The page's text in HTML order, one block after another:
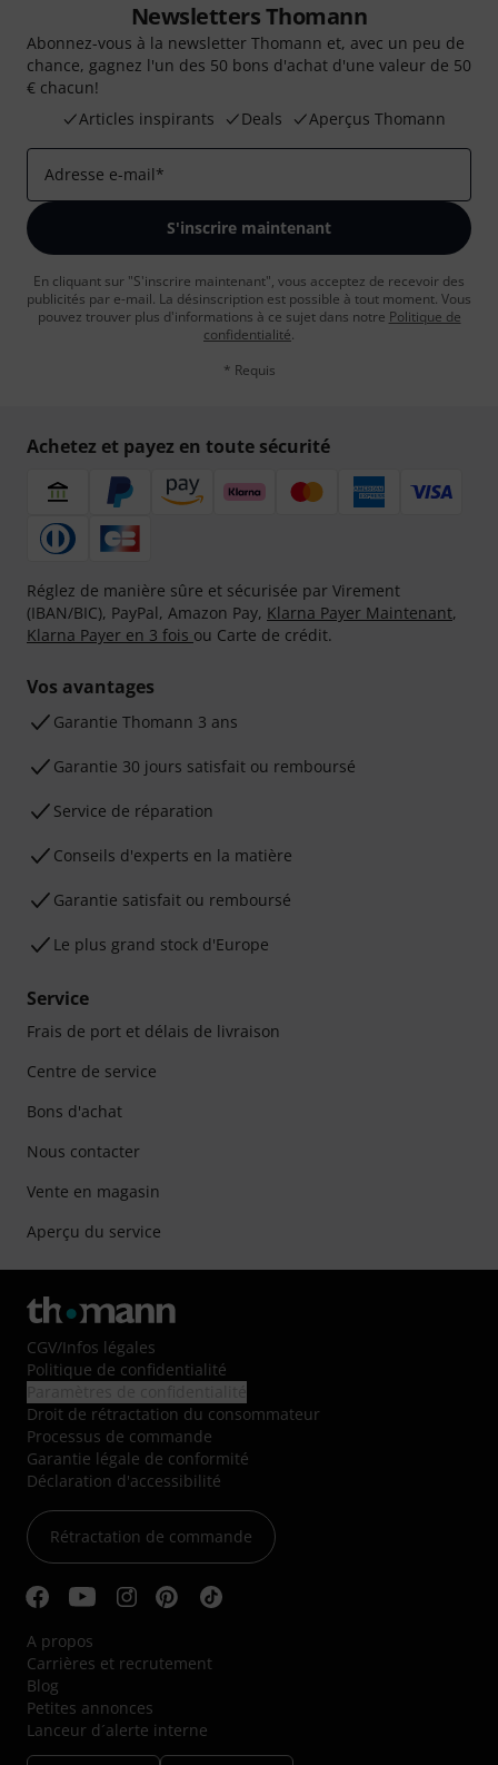
Newsletters Thomann
Abonnez-vous à la newsletter Thomann et, avec un peu de
chance, gagnez l'un des 50 bons d'achat d'une valeur de 50
€ chacun!
Articles inspirants
Deals Aperçus Thomann
Adresse e-mail*
S'inscrire maintenant
En cliquant sur "S'inscrire maintenant", vous acceptez de recevoir des
publicités par e-mail. La désinscription est possible à tout moment. Vous
pouvez trouver plus d'informations à ce sujet dans notre Politique de
confidentialité.
* Requis
Achetez et payez en toute sécurité
Réglez de manière sûre et sécurisée par Virement
(IBAN/BIC), PayPal, Amazon Pay, Klarna Payer Maintenant,
Klarna Payer en 3 fois ou Carte de crédit.
Vos avantages
Ga­ran­tie Thomann 3 ans
Garantie 30 jours satisfait ou remboursé
Service de réparation
Conseils d'experts en la matière
Garantie satisfait ou remboursé
Le plus grand stock d'Europe
Service
Frais de port et délais de livraison
Centre de service
Bons d'achat
Nous contacter
Vente en magasin
Aperçu du service
CGV/Infos légales
Politique de confidentialité
Droit de rétractation du consommateur
Processus de commande
Garantie légale de conformité
Déclaration d'accessibilité
Rétractation de commande
A propos
Carrières et recrutement
Blog
Petites annonces
Lanceur d´alerte interne